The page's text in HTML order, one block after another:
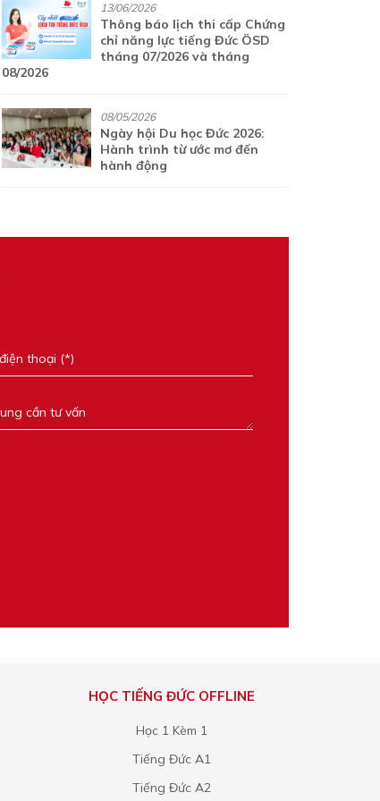
13/06/2026
Thông báo lịch thi cấp Chứng
chỉ năng lực tiếng Đức ÖSD
tháng 07/2026 và tháng
08/2026
08/05/2026
Ngày hội Du học Đức 2026:
Hành trình từ ước mơ đến
hành động
HỌC TIẾNG ĐỨC OFFLINE
Học 1 Kèm 1
Tiếng Đức A1
Tiếng Đức A2